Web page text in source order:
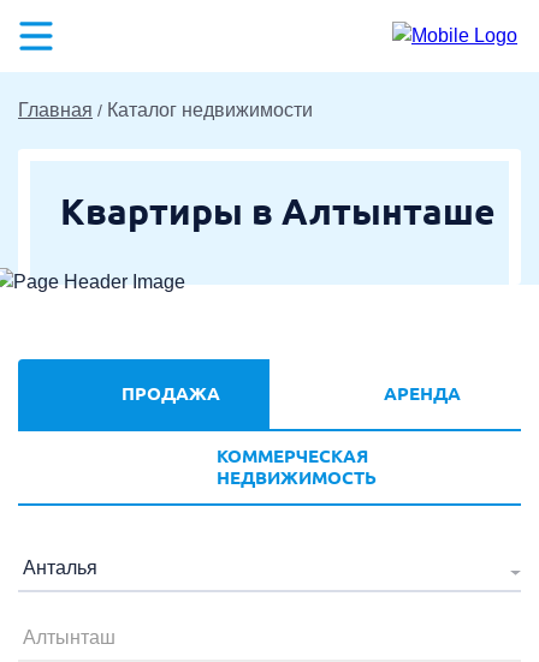
Главная Каталог недвижимости
Квартиры в Алтынташе
ПРОДАЖА АРЕНДА
КОММЕРЧЕСКАЯ
НЕДВИЖИМОСТЬ
Анталья
Алтынташ